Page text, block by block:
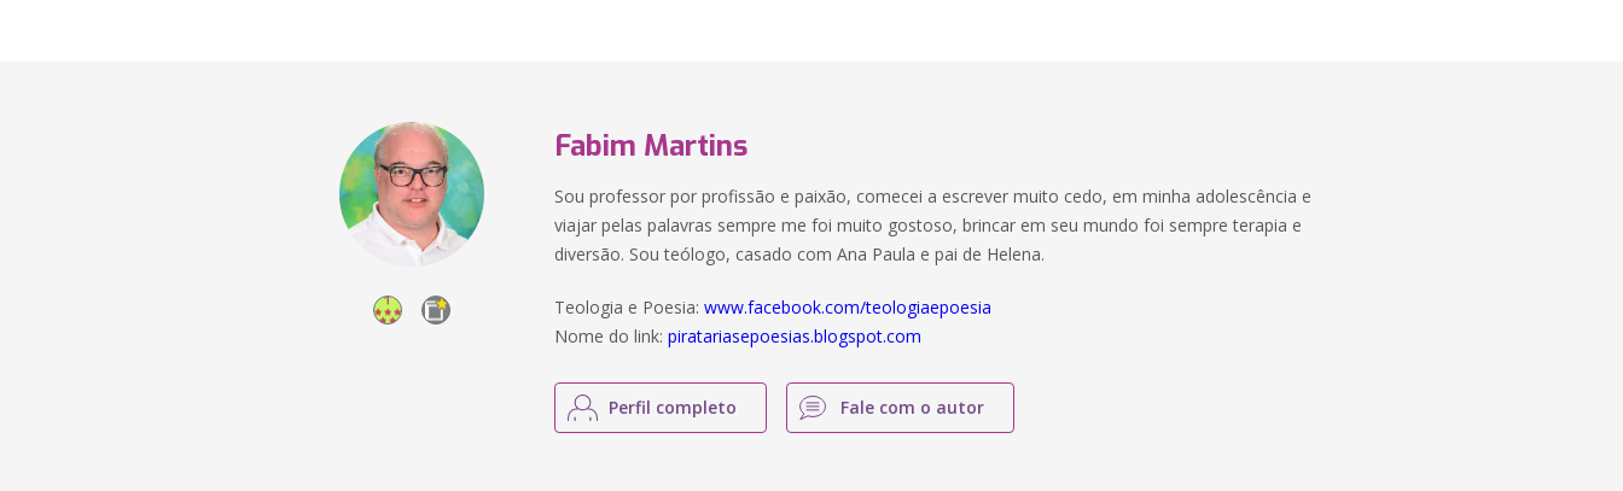
Fabim Martins
Sou professor por profissão e paixão, comecei a escrever muito cedo, em minha adolescência e
viajar pelas palavras sempre me foi muito gostoso, brincar em seu mundo foi sempre terapia e
diversão. Sou teólogo, casado com Ana Paula e pai de Helena.
Teologia e Poesia:www.facebook.com/teologiaepoesia
Nome do link:piratariasepoesias.blogspot.com
Perfil completo Fale com o autor